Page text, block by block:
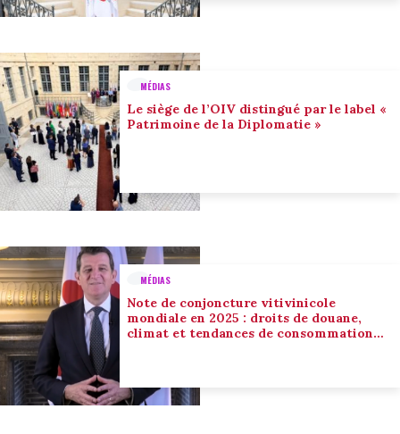
MÉDIAS
Le siège de l’OIV distingué par le label «
Patrimoine de la Diplomatie »
MÉDIAS
Note de conjoncture vitivinicole
mondiale en 2025 : droits de douane,
climat et tendances de consommation